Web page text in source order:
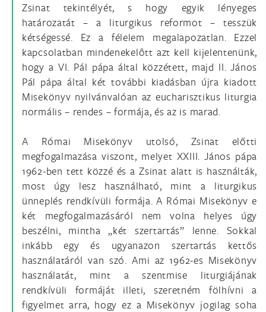
Zsinat tekintélyét, s hogy egyik lényeges
határozatát – a liturgikus reformot – tesszük
kétségessé. Ez a félelem megalapozatlan. Ezzel
kapcsolatban mindenekelôtt azt kell kijelentenünk,
hogy a VI. Pál pápa által közzétett, majd II. János
Pál pápa által két további kiadásban újra kiadott
Misekönyv nyilvánvalóan az eucharisztikus liturgia
normális – rendes – formája, és az is marad.
A Római Misekönyv utolsó, Zsinat előtti
megfogalmazása viszont, melyet XXIII. János pápa
1962-ben tett közzé és a Zsinat alatt is használták,
most úgy lesz használható, mint a liturgikus
ünneplés rendkívüli formája. A Római Misekönyv e
két megfogalmazásáról nem volna helyes úgy
beszélni, mintha „két szertartás” lenne. Sokkal
inkább egy és ugyanazon szertartás kettős
használatáról van szó. Ami az 1962-es Misekönyv
használatát, mint a szentmise liturgiájának
rendkívüli formáját illeti, szeretném fölhívni a
figyelmet arra, hogy ez a Misekönyv jogilag soha